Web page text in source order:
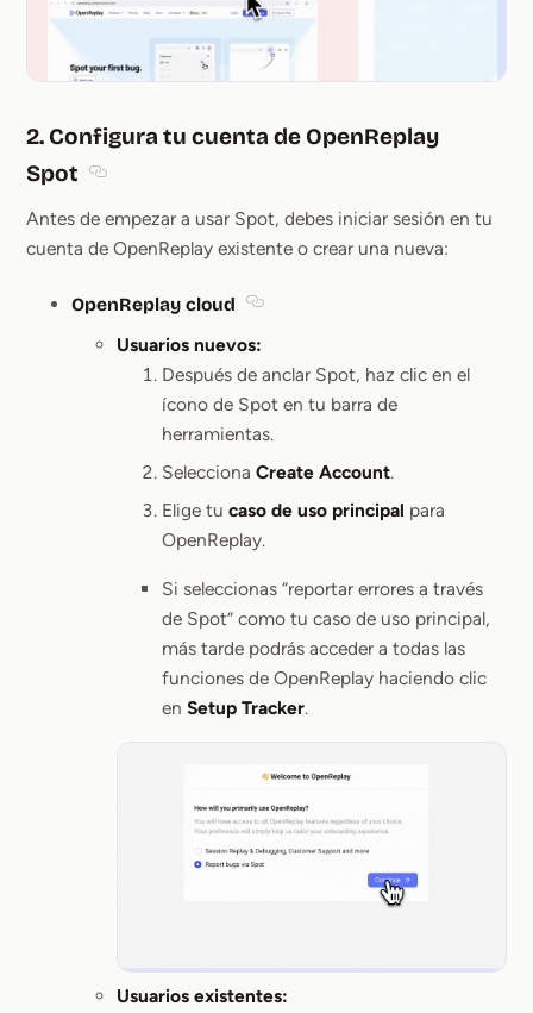
2. Configura tu cuenta de OpenReplay
Spot
Antes de empezar a usar Spot, debes iniciar sesión en tu
cuenta de OpenReplay existente o crear una nueva:
OpenReplay cloud
Usuarios nuevos:
Después de anclar Spot, haz clic en el
ícono de Spot en tu barra de
herramientas.
Selecciona Create Account.
Elige tu caso de uso principal para
OpenReplay.
Si seleccionas “reportar errores a través
de Spot” como tu caso de uso principal,
más tarde podrás acceder a todas las
funciones de OpenReplay haciendo clic
en Setup Tracker.
Usuarios existentes: